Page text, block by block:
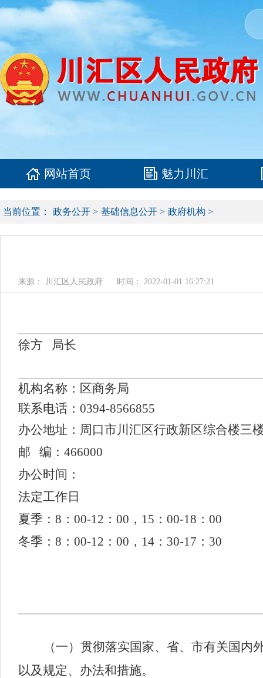
网站首页 魅力川汇
当前位置： 政务公开 > 基础信息公开 > 政府机构 >
来源： 川汇区人民政府 时间： 2022-01-01 16:27:21
徐方 局长
机构名称 ： 区商务局
联系电话 ：0394-8566855
办公地址：周口市川汇区行政新区综合楼三
邮 编：466000
办公时间：
法定工作日
夏季：8：00-12：00，15：00-18：00
冬季：8：00-12：00，14：30-17：30
（一）贯彻落实国家、省、市有关国
以及规定、办法和措施。